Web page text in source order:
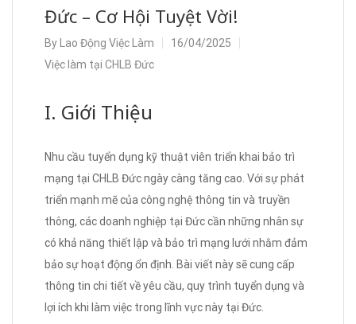
Đức – Cơ Hội Tuyệt Vời!
By Lao Động Việc Làm
16/04/2025
Việc làm tại CHLB Đức
I. Giới Thiệu
Nhu cầu tuyển dụng kỹ thuật viên triển khai bảo trì
mạng tại CHLB Đức ngày càng tăng cao. Với sự phát
triển mạnh mẽ của công nghệ thông tin và truyền
thông, các doanh nghiệp tại Đức cần những nhân sự
có khả năng thiết lập và bảo trì mạng lưới nhằm đảm
bảo sự hoạt động ổn định. Bài viết này sẽ cung cấp
thông tin chi tiết về yêu cầu, quy trình tuyển dụng và
lợi ích khi làm việc trong lĩnh vực này tại Đức.